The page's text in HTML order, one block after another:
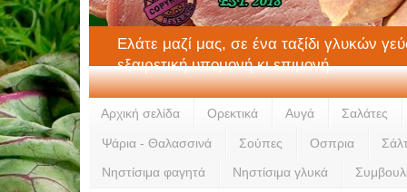
Ελάτε μαζί μας, σε ένα ταξίδι γλυκών
εξαιρετική υπομονή κι επιμονή.
Αρχική σελίδα Ορεκτικά Αυγά Σαλάτες
Ψάρια - Θαλασσινά Σούπες Οσπρια
Νηστίσιμα φαγητά Νηστίσιμα γλυκά